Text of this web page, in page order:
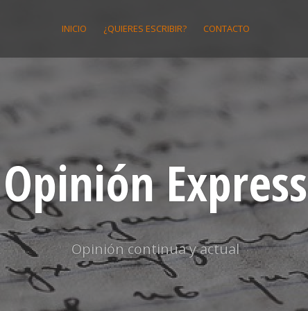
INICIO ¿QUIERES ESCRIBIR? CONTACTO
Opinión Express
Opinión continua y actual